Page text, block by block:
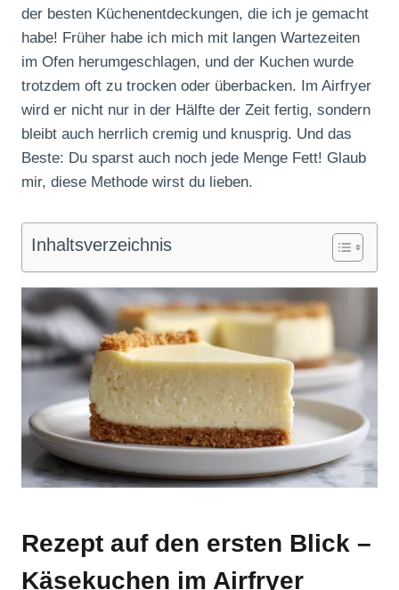
der besten Küchenentdeckungen, die ich je gemacht
habe! Früher habe ich mich mit langen Wartezeiten
im Ofen herumgeschlagen, und der Kuchen wurde
trotzdem oft zu trocken oder überbacken. Im Airfryer
wird er nicht nur in der Hälfte der Zeit fertig, sondern
bleibt auch herrlich cremig und knusprig. Und das
Beste: Du sparst auch noch jede Menge Fett! Glaub
mir, diese Methode wirst du lieben.
Inhaltsverzeichnis
Rezept auf den ersten Blick –
Käsekuchen im Airfryer